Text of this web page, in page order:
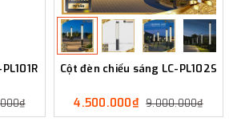
Cột đèn chiếu sáng LC-PL102S
4.500.000₫ 9.000.000₫